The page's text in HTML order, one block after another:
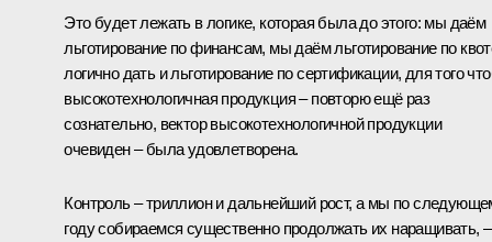
Это будет лежать в логике, которая была до этого: мы даём
льготирование по финансам, мы даём льготирование по
логично дать и льготирование по сертификации, для того
высокотехнологичная продукция – повторю ещё раз
сознательно, вектор высокотехнологичной продукции
очевиден – была удовлетворена.
Контроль – триллион и дальнейший рост, а мы по
году собираемся существенно продолжать их наращивать,